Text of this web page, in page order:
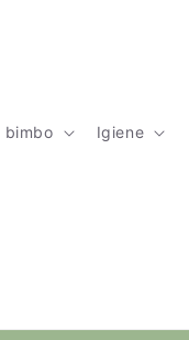
bimbo Igiene